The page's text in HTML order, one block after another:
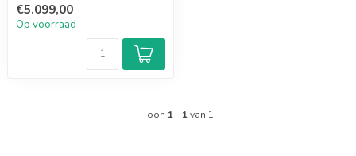
€5.099,00
Op voorraad
Toon 1 - 1van 1